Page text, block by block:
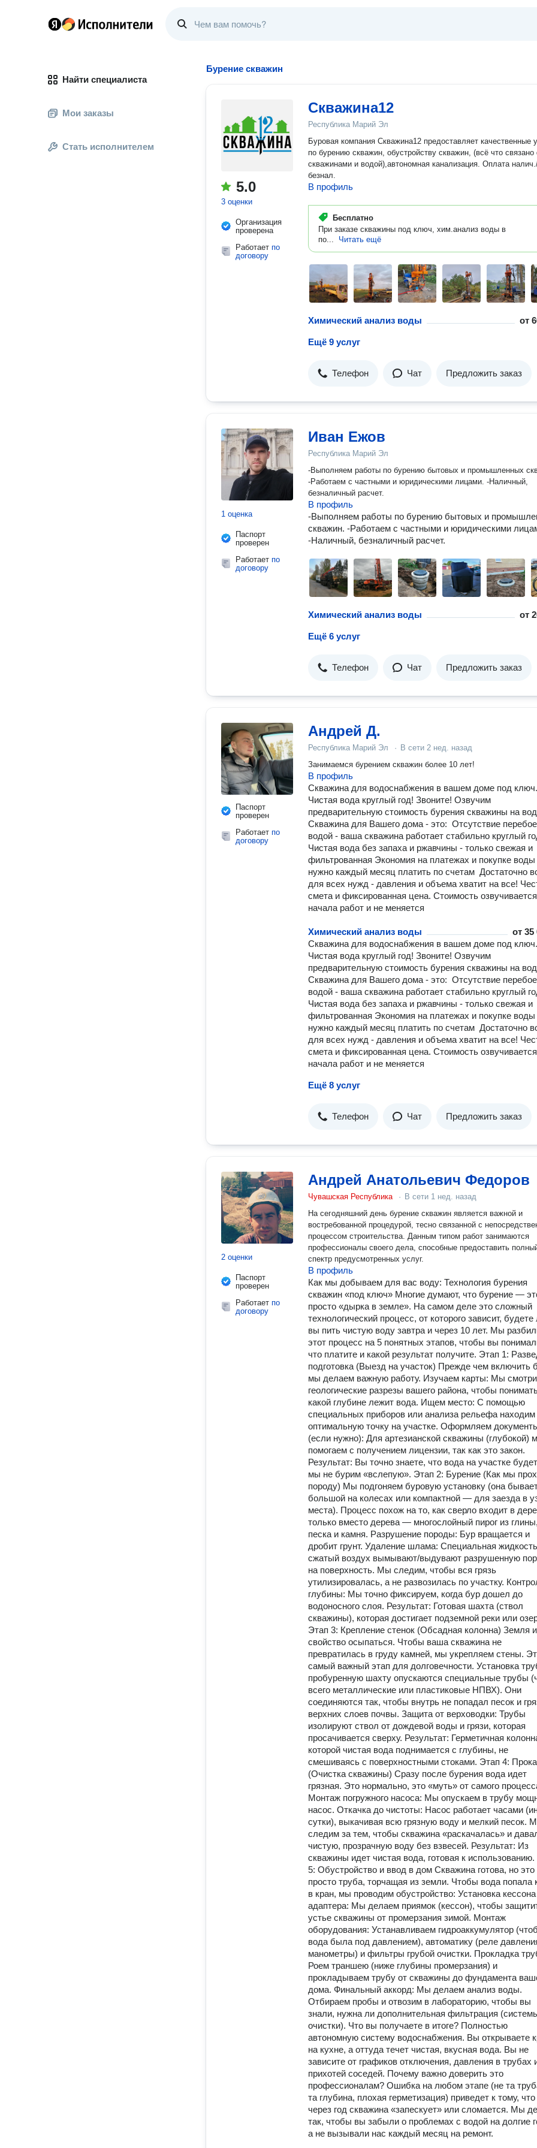
Найти специалиста
Мои заказы
Стать исполнителем
Бурение скважин
5.0
3 оценки
Организация
проверена
Работает по
договору
Скважина12
Республика Марий Эл
Буровая компания Скважина12 предоставляет качественные
по бурению скважин, обустройству скважин, (всё что связано
скважинами и водой),автономная канализация. Оплата налич./
безнал.
В профиль
Бесплатно
При заказе скважины под ключ, хим.анализ воды в
по...
Читать ещё
Химический анализ воды от
Ещё 9 услуг
Телефон Чат Предложить заказ
1 оценка
Паспорт
проверен
Работает по
договору
Иван Ежов
Республика Марий Эл
-Выполняем работы по бурению бытовых и промышленных
-Работаем с частными и юридическими лицами. -Наличный,
безналичный расчет.
В профиль
-Выполняем работы по бурению бытовых и
скважин. -Работаем с частными и юридическими
-Наличный, безналичный расчет.
Химический анализ воды от
Ещё 6 услуг
Телефон Чат Предложить заказ
Паспорт
проверен
Работает по
договору
Андрей Д.
Республика Марий Эл · В сети 2 нед. назад
Занимаемся бурением скважин более 10 лет!
В профиль
Скважина для водоснабжения в вашем доме под ключ.
Чистая вода круглый год! Звоните! Озвучим
предварительную стоимость бурения скважины на
Скважина для Вашего дома - это: Отсутствие
водой - ваша скважина работает стабильно круглый
Чистая вода без запаха и ржавчины - только свежая и
фильтрованная Экономия на платежах и покупке воды
нужно каждый месяц платить по счетам Достаточно
для всех нужд - давления и объема хватит на все!
смета и фиксированная цена. Стоимость
начала работ и не меняется
Химический анализ воды от35
Скважина для водоснабжения в вашем доме под ключ.
Чистая вода круглый год! Звоните! Озвучим
предварительную стоимость бурения скважины на
Скважина для Вашего дома - это: Отсутствие
водой - ваша скважина работает стабильно круглый
Чистая вода без запаха и ржавчины - только свежая и
фильтрованная Экономия на платежах и покупке воды
нужно каждый месяц платить по счетам Достаточно
для всех нужд - давления и объема хватит на все!
смета и фиксированная цена. Стоимость
начала работ и не меняется
Ещё 8 услуг
Телефон Чат Предложить заказ
2 оценки
Паспорт
проверен
Работает по
договору
Андрей Анатольевич Федоров
Чувашская Республика · В сети 1 нед. назад
На сегодняшний день бурение скважин является важной и
востребованной процедурой, тесно связанной с
процессом строительства. Данным типом работ занимаются
профессионалы своего дела, способные предоставить
спектр предусмотренных услуг.
В профиль
Как мы добываем для вас воду: Технология бурения
скважин «под ключ» Многие думают, что бурение —
просто «дырка в земле». На самом деле это сложный
технологический процесс, от которого зависит, будете
вы пить чистую воду завтра и через 10 лет. Мы
этот процесс на 5 понятных этапов, чтобы вы
что платите и какой результат получите. Этап 1:
подготовка (Выезд на участок) Прежде чем включить
мы делаем важную работу. Изучаем карты: Мы
геологические разрезы вашего района, чтобы
какой глубине лежит вода. Ищем место: С помощью
специальных приборов или анализа рельефа находим
оптимальную точку на участке. Оформляем
(если нужно): Для артезианской скважины (глубокой)
помогаем с получением лицензии, так как это закон.
Результат: Вы точно знаете, что вода на участке
мы не бурим «вслепую». Этап 2: Бурение (Как мы
породу) Мы подгоняем буровую установку (она
большой на колесах или компактной — для заезда в
места). Процесс похож на то, как сверло входит в
только вместо дерева — многослойный пирог из глины,
песка и камня. Разрушение породы: Бур вращается и
дробит грунт. Удаление шлама: Специальная
сжатый воздух вымывают/выдувают разрушенную
на поверхность. Мы следим, чтобы вся грязь
утилизировалась, а не развозилась по участку.
глубины: Мы точно фиксируем, когда бур дошел до
водоносного слоя. Результат: Готовая шахта (ствол
скважины), которая достигает подземной реки или
Этап 3: Крепление стенок (Обсадная колонна) Земля
свойство осыпаться. Чтобы ваша скважина не
превратилась в груду камней, мы укрепляем стены.
самый важный этап для долговечности. Установка
пробуренную шахту опускаются специальные трубы
всего металлические или пластиковые НПВХ). Они
соединяются так, чтобы внутрь не попадал песок и
верхних слоев почвы. Защита от верховодки: Трубы
изолируют ствол от дождевой воды и грязи, которая
просачивается сверху. Результат: Герметичная
которой чистая вода поднимается с глубины, не
смешиваясь с поверхностными стоками. Этап 4:
(Очистка скважины) Сразу после бурения вода идет
грязная. Это нормально, это «муть» от самого
Монтаж погружного насоса: Мы опускаем в трубу
насос. Откачка до чистоты: Насос работает часами
сутки), выкачивая всю грязную воду и мелкий песок.
следим за тем, чтобы скважина «раскачалась» и
чистую, прозрачную воду без взвесей. Результат: Из
скважины идет чистая вода, готовая к
5: Обустройство и ввод в дом Скважина готова, но это
просто труба, торчащая из земли. Чтобы вода попала
в кран, мы проводим обустройство: Установка
адаптера: Мы делаем приямок (кессон), чтобы
устье скважины от промерзания зимой. Монтаж
оборудования: Устанавливаем гидроаккумулятор
вода была под давлением), автоматику (реле
манометры) и фильтры грубой очистки. Прокладка
Роем траншею (ниже глубины промерзания) и
прокладываем трубу от скважины до фундамента
дома. Финальный аккорд: Мы делаем анализ воды.
Отбираем пробы и отвозим в лабораторию, чтобы вы
знали, нужна ли дополнительная фильтрация
очистки). Что вы получаете в итоге? Полностью
автономную систему водоснабжения. Вы открываете
на кухне, а оттуда течет чистая, вкусная вода. Вы не
зависите от графиков отключения, давления в трубах
прихотей соседей. Почему важно доверить это
профессионалам? Ошибка на любом этапе (не та
та глубина, плохая герметизация) приведет к тому, что
через год скважина «запескует» или сломается. Мы
так, чтобы вы забыли о проблемах с водой на долгие
а не вызывали нас каждый месяц на ремонт.